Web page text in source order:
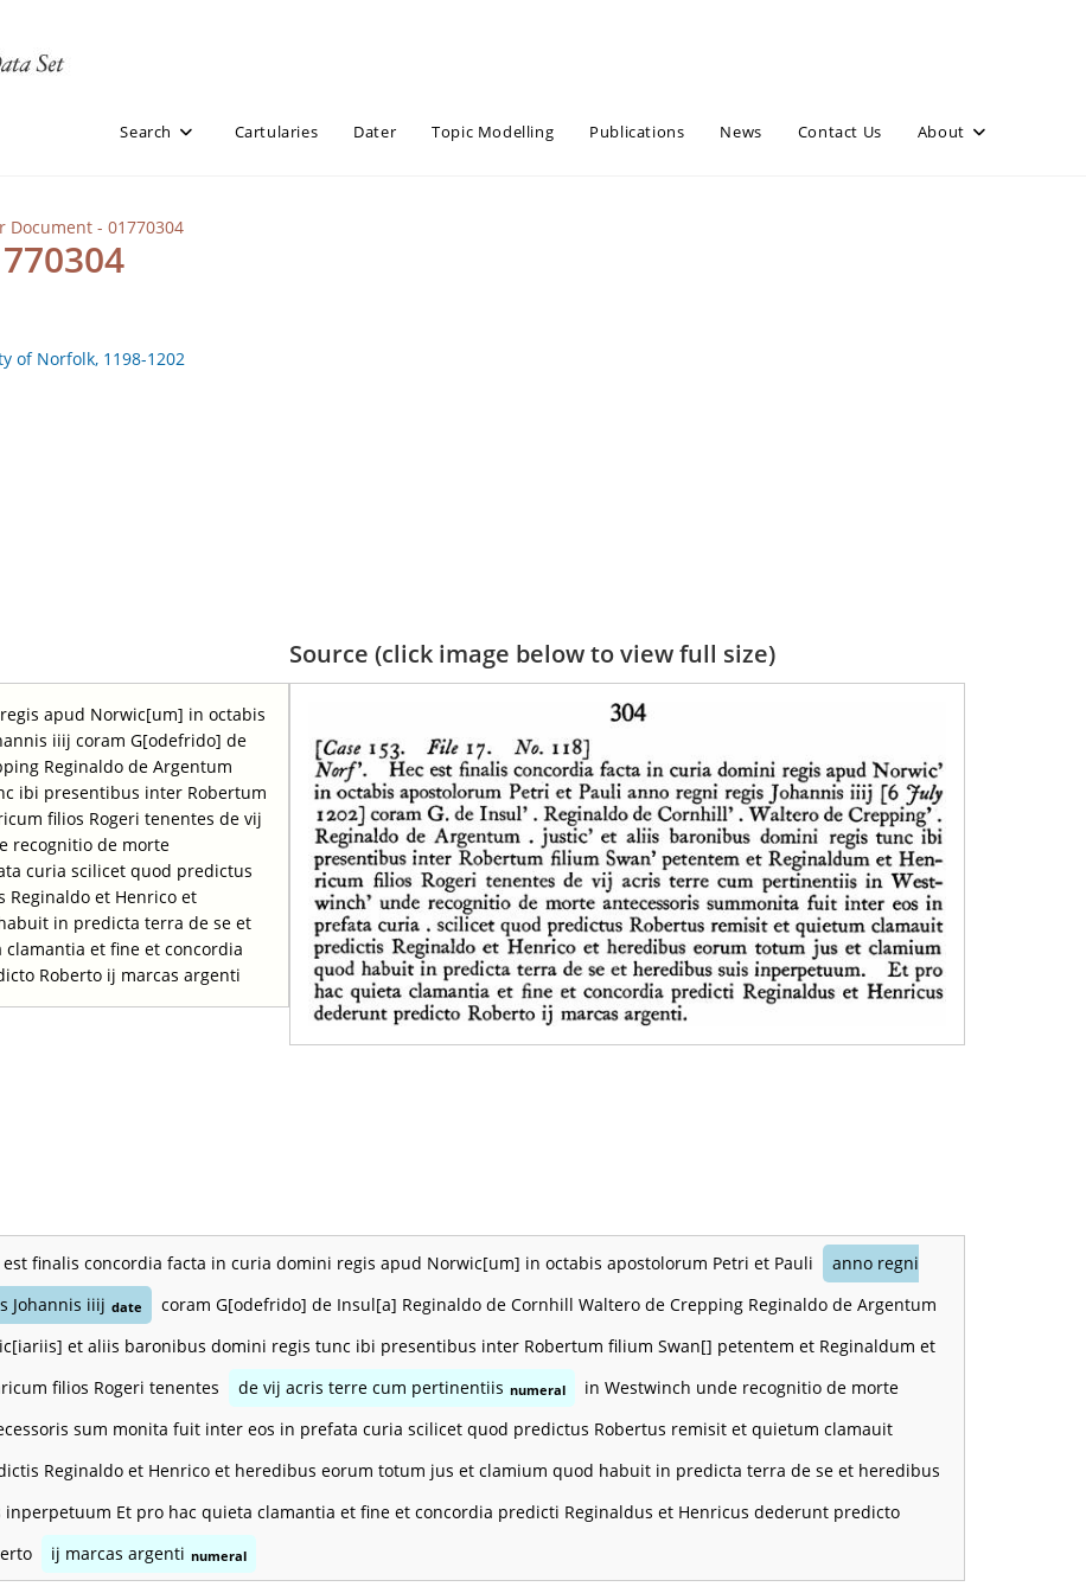
Search Cartularies Dater Topic Modelling Publications News Contact Us About
Document - 01770304
of Norfolk, 1198-1202
apud Norwic[um] in octabis
iiij coram G[odefrido] de
Reginaldo de Argentum
ibi presentibus inter Robertum
filios Rogeri tenentes de vij
recognitio de morte
curia scilicet quod predictus
et Henrico et
in predicta terra de se et
et fine et concordia
Roberto ij marcas argenti
Source (click image below to view full size)
est finalis concordia facta in curia domini regis apud Norwic[um] in octabis apostolorum Petri et Pauli
anno regni
Johannis iiij date
coram G[odefrido] de Insul[a] Reginaldo de Cornhill Waltero de Crepping Reginaldo de Argentum
et aliis baronibus domini regis tunc ibi presentibus inter Robertum filium Swan[] petentem et Reginaldum et
filios Rogeri tenentes
de vij acris terre cum pertinentiis numeral
in Westwinch unde recognitio de morte
sum monita fuit inter eos in prefata curia scilicet quod predictus Robertus remisit et quietum clamauit
Reginaldo et Henrico et heredibus eorum totum jus et clamium quod habuit in predicta terra de se et heredibus
inperpetuum Et pro hac quieta clamantia et fine et concordia predicti Reginaldus et Henricus dederunt predicto
ij marcas argenti numeral